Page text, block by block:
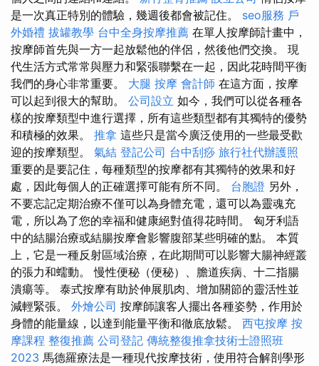
是一次真正特別的體驗，幾週後都會被記住。 seo服務 戶
外婚禮 拔罐教學 台中全身按摩推薦 在單人按摩師計畫中，
按摩師首先與一方一起放鬆他的伴侶，然後他們交換。 現
代生活方式常常與壓力和緊張聯繫在一起，因此花時間平衡
我們的身心非常重要。 大腿 按摩 會計師 在這方面，按摩
可以起到很大的幫助。 公司設立 如今，我們可以從各種各
樣的按摩類型中進行選擇，所有這些類型都有其獨特的優勢
和積極的效果。 推拿 這些只是當今廣泛使用的一些最受歡
迎的按摩類型。 氣結 登記公司 台中刮痧 旅行社代辦護照
重要的是要記住，每種類型的按摩都有其獨特的效果和好
處，因此每個人的正確選擇可能有所不同。 台胞證 另外，
不要忘記定期治療不僅可以為身體充電，還可以為靈魂充
電，所以為了您的幸福和健康絕對值得花時間。 匈牙利語
中的結腸治療或結腸按摩會影響腹部某些明確的點。 本質
上，它是一種反射區域治療，在此期間可以影響大腸神經叢
的張力和蠕動。 慢性便秘（便秘）、膽道疾病、十二指腸
潰瘍等。 泰式按摩有助於伸展肌肉、增加關節的靈活性並
減輕緊張。 外燴公司 按摩師讓客人擺出各種姿勢，作用於
身體的能量線，以達到能量平衡和徹底放鬆。 西屯按摩 按
摩課程 整復推薦 公司登記 傳統整復推拿技術士證照班
2023 馬德羅療法是一種現代按摩技術，使用符合解剖學形